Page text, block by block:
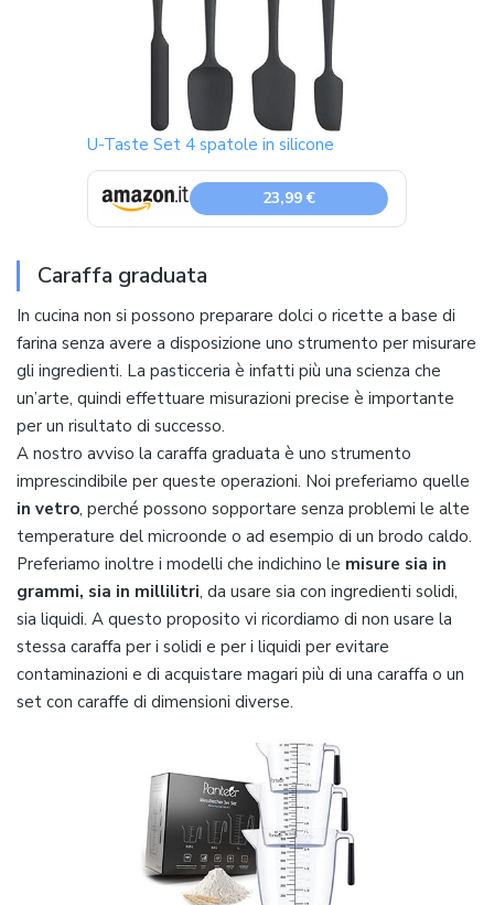
U-Taste Set 4 spatole in silicone
23,99 €
Caraffa graduata
In cucina non si possono preparare dolci o ricette a base di
farina senza avere a disposizione uno strumento per misurare
gli ingredienti. La pasticceria è infatti più una scienza che
un’arte, quindi effettuare misurazioni precise è importante
per un risultato di successo.
A nostro avviso la caraffa graduata è uno strumento
imprescindibile per queste operazioni. Noi preferiamo quelle
in vetro, perché possono sopportare senza problemi le alte
temperature del microonde o ad esempio di un brodo caldo.
Preferiamo inoltre i modelli che indichino le misure sia in
grammi, sia in millilitri, da usare sia con ingredienti solidi,
sia liquidi. A questo proposito vi ricordiamo di non usare la
stessa caraffa per i solidi e per i liquidi per evitare
contaminazioni e di acquistare magari più di una caraffa o un
set con caraffe di dimensioni diverse.